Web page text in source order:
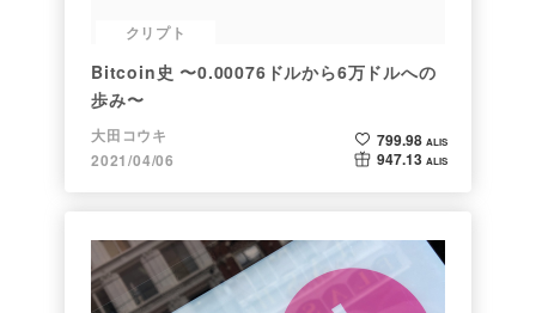
クリプト
Bitcoin史 〜0.00076ドルから6万ドルへの
歩み〜
大田コウキ
2021/04/06
799.98 ALIS
947.13 ALIS